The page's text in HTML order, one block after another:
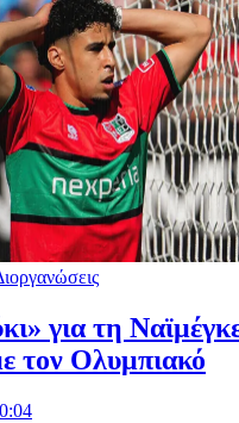
για τη
τον Ολυμπιακό